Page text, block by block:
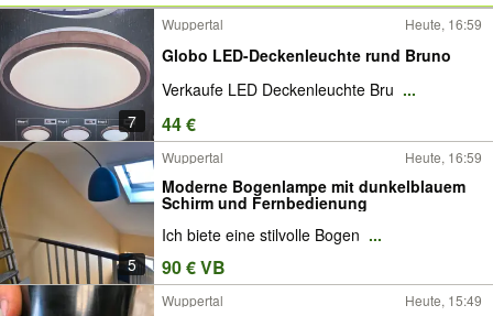
Merkliste
Nachrichten
Anzeige aufgeben
7
Wuppertal Heute, 16:59
Globo LED-Deckenleuchte rund Bruno
Verkaufe LED Deckenleuchte Bru ...
44 €
5
Wuppertal Heute, 16:59
Moderne Bogenlampe mit dunkelblauem
Schirm und Fernbedienung
Ich biete eine stilvolle Bogen ...
90 € VB
Wuppertal Heute, 15:49